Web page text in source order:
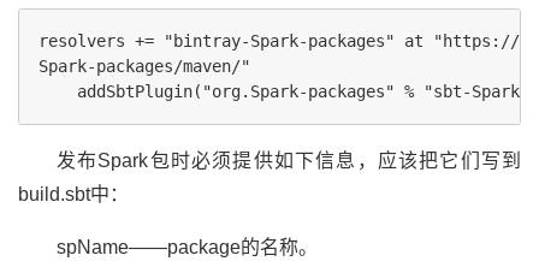
resolvers += "bintray-Spark-packages" at "https://
Spark-packages/maven/"
发布Spark包时必须提供如下信息，应该把它们写到
build.sbt中：
spName——package的名称。